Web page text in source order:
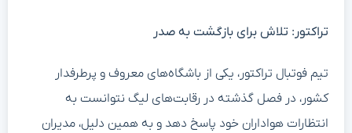
تراکتور: تلاش برای بازگشت به صدر
تیم فوتبال تراکتور، یکی از باشگاه‌های معروف و پرطرفدار
کشور، در فصل گذشته در رقابت‌های لیگ نتوانست به
انتظارات هواداران خود پاسخ دهد و به همین دلیل، مدیران